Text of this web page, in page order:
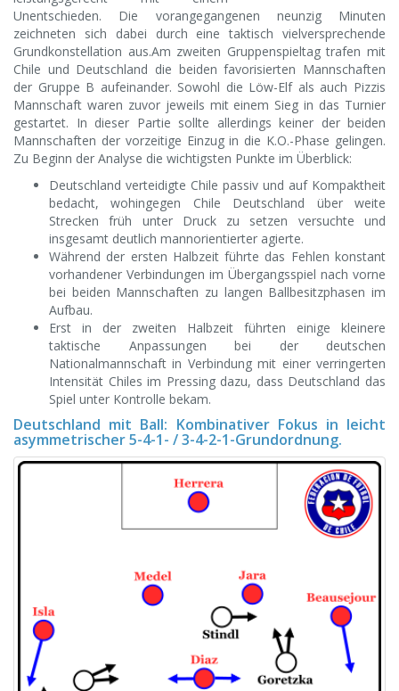
Unentschieden. Die vorangegangenen neunzig Minuten
zeichneten sich dabei durch eine taktisch vielversprechende
Grundkonstellation aus.Am zweiten Gruppenspieltag trafen mit
Chile und Deutschland die beiden favorisierten Mannschaften
der Gruppe B aufeinander. Sowohl die Löw-Elf als auch Pizzis
Mannschaft waren zuvor jeweils mit einem Sieg in das Turnier
gestartet. In dieser Partie sollte allerdings keiner der beiden
Mannschaften der vorzeitige Einzug in die K.O.-Phase gelingen.
Zu Beginn der Analyse die wichtigsten Punkte im Überblick:
Deutschland verteidigte Chile passiv und auf Kompaktheit
bedacht, wohingegen Chile Deutschland über weite
Strecken früh unter Druck zu setzen versuchte und
insgesamt deutlich mannorientierter agierte.
Während der ersten Halbzeit führte das Fehlen konstant
vorhandener Verbindungen im Übergangsspiel nach vorne
bei beiden Mannschaften zu langen Ballbesitzphasen im
Aufbau.
Erst in der zweiten Halbzeit führten einige kleinere
taktische Anpassungen bei der deutschen
Nationalmannschaft in Verbindung mit einer verringerten
Intensität Chiles im Pressing dazu, dass Deutschland das
Spiel unter Kontrolle bekam.
Deutschland mit Ball: Kombinativer Fokus in leicht
asymmetrischer 5-4-1- / 3-4-2-1-Grundordnung.